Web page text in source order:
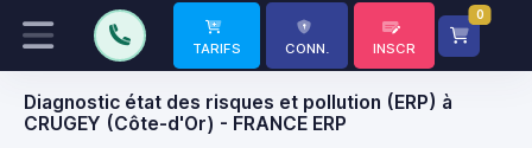
TARIFS CONN. INSCR
0
Diagnostic état des risques et pollution (ERP) à
CRUGEY (Côte-d'Or) - FRANCE ERP